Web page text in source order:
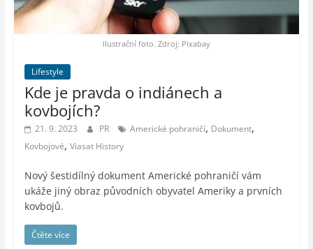
Ilustrační foto. Zdroj: Pixabay
Lifestyle
Kde je pravda o indiánech a
kovbojích?
21. 9. 2023 PR Americké pohraničí, Dokument,
Kovbojové, Viasat History
Nový šestidílný dokument Americké pohraničí vám
ukáže jiný obraz původních obyvatel Ameriky a prvních
kovbojů.
Čtěte více